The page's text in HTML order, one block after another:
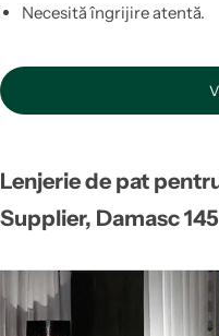
Necesită îngrijire atentă.
Lenjerie de pat
Supplier, Damasc